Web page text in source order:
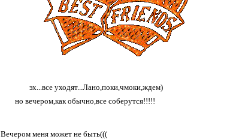
эх...все уходят...Лано,поки,чмоки,ждем)
но вечером,как обычно,все соберутся!!!!!
Вечером меня может не быть(((